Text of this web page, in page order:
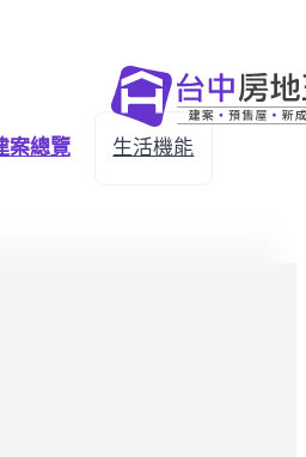
案總覽 生活機能